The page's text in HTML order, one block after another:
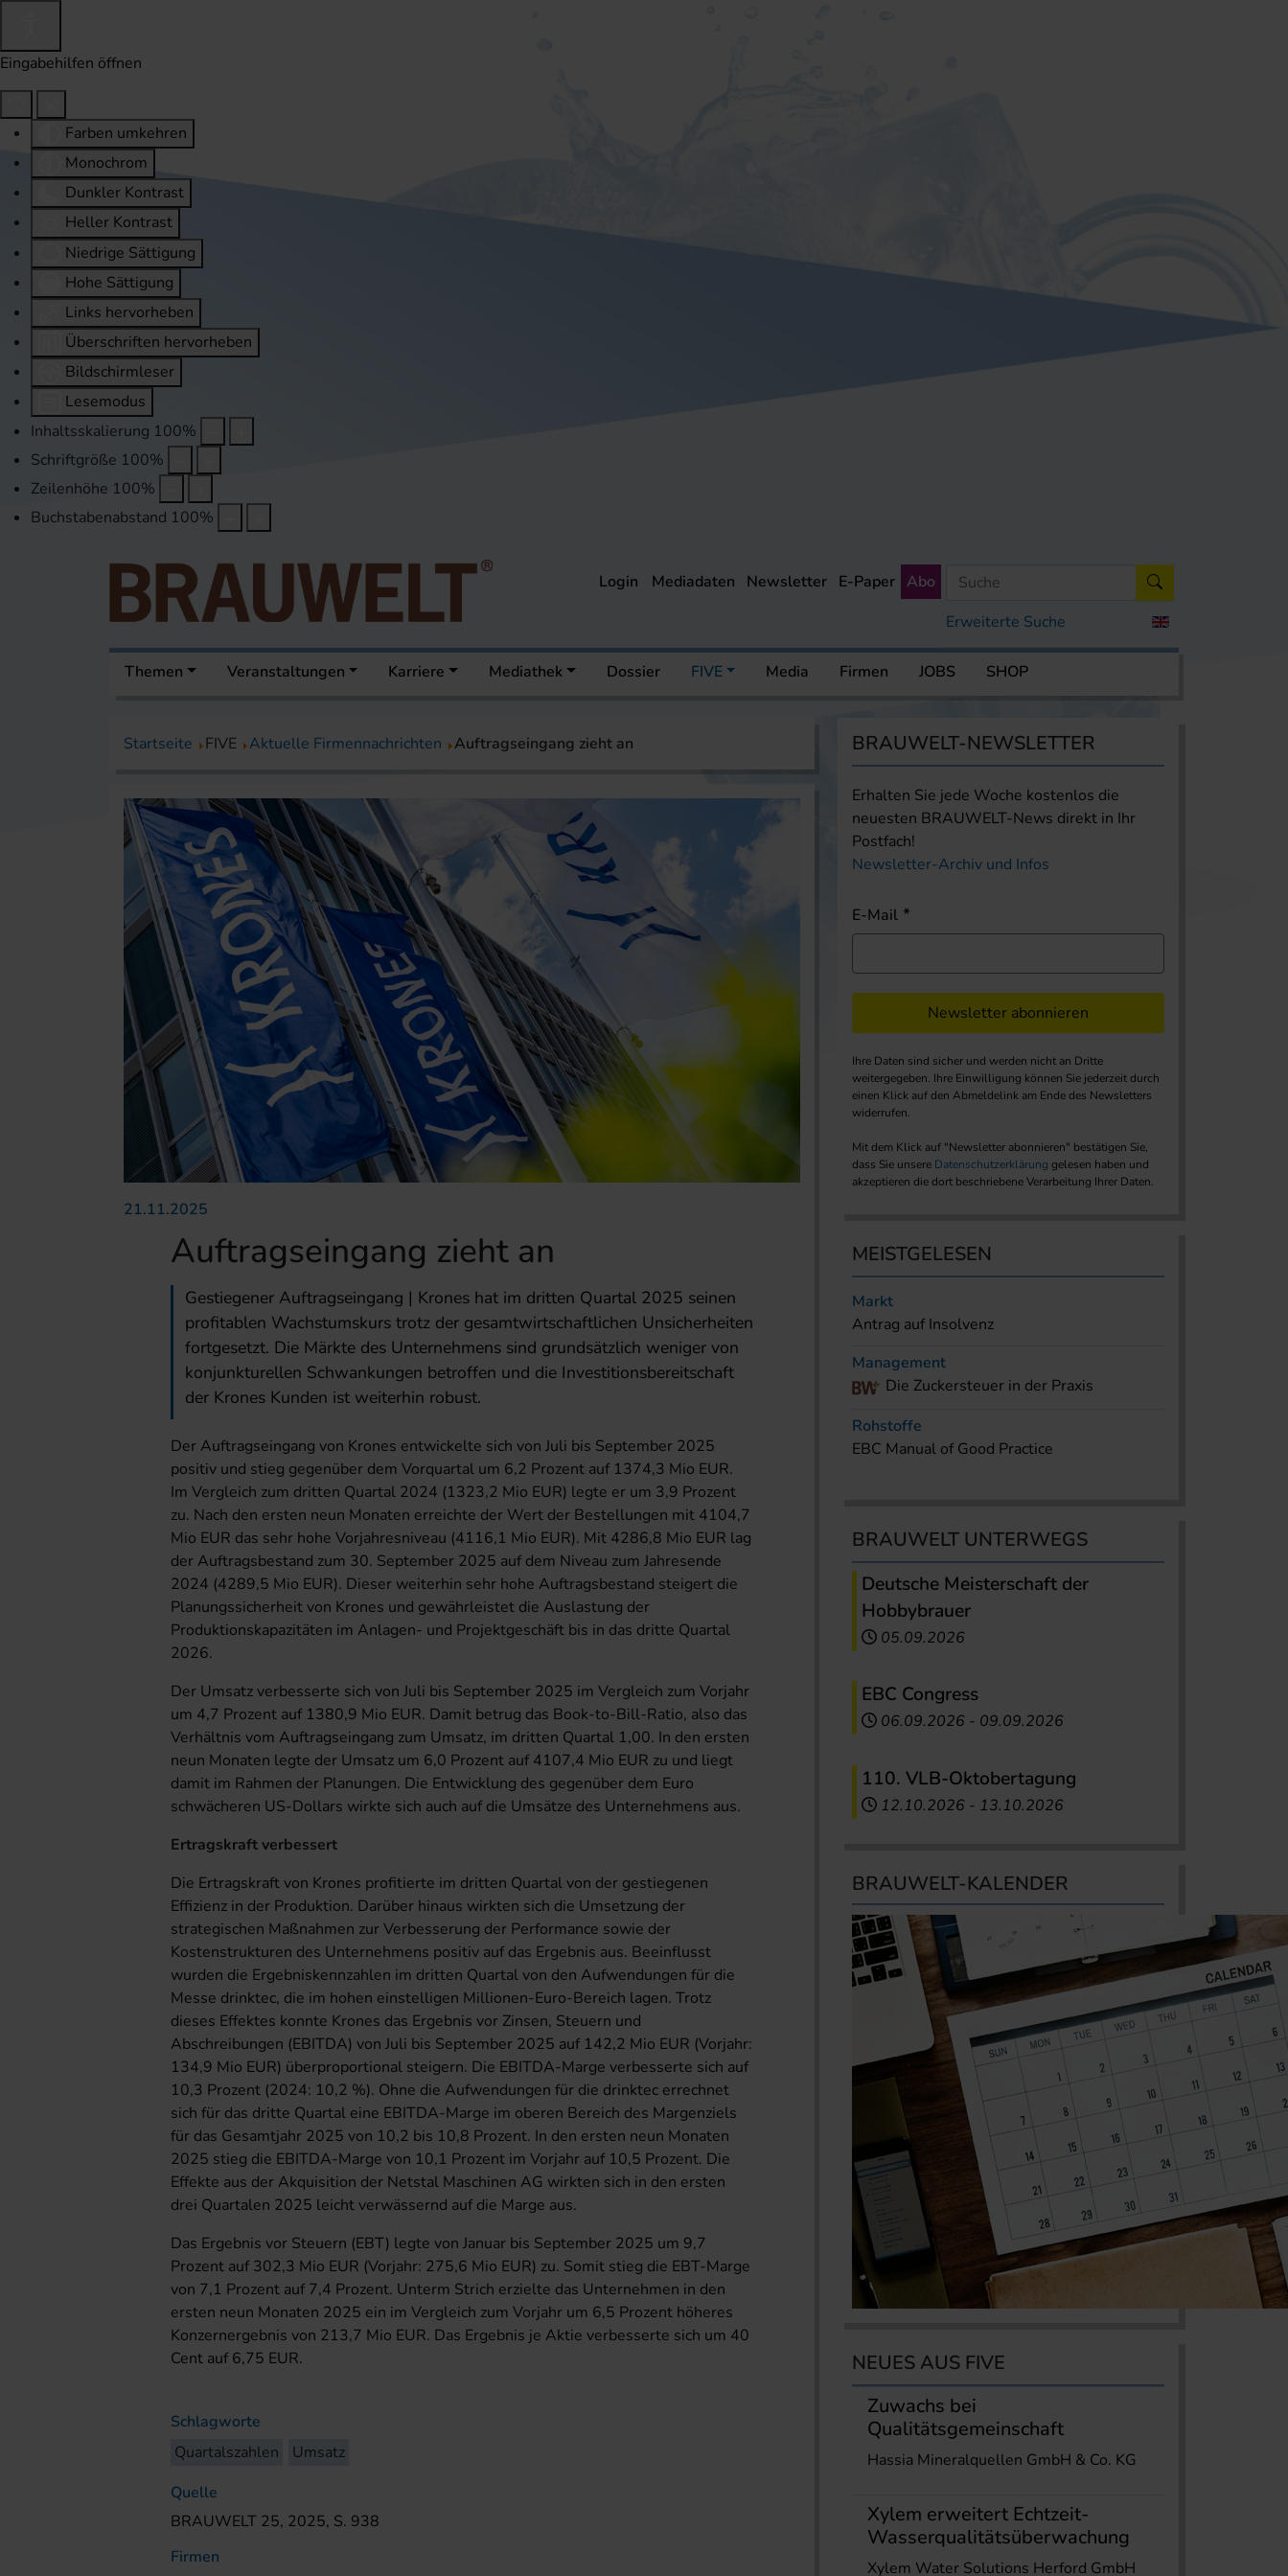
Eingabehilfen öffnen
Farben umkehren
Monochrom
Dunkler Kontrast
Heller Kontrast
Niedrige Sättigung
Hohe Sättigung
Links hervorheben
Überschriften hervorheben
Bildschirmleser
Lesemodus
Inhaltsskalierung 100%
Schriftgröße 100%
Zeilenhöhe 100%
Buchstabenabstand 100%
Erweiterte Suche
Login Mediadaten Newsletter E-Paper Abo
Themen Veranstaltungen Karriere Mediathek Dossier FIVE Media Firmen JOBS SHOP
Startseite FIVE Aktuelle Firmennachrichten Auftragseingang zieht an
21.11.2025
Auftragseingang zieht an
Gestiegener Auftragseingang | Krones hat im dritten Quartal 2025 seinen
profitablen Wachstumskurs trotz der gesamtwirtschaftlichen Unsicherheiten
fortgesetzt. Die Märkte des Unternehmens sind grundsätzlich weniger von
konjunkturellen Schwankungen betroffen und die Investitionsbereitschaft
der Krones Kunden ist weiterhin robust.
Der Auftragseingang von Krones entwickelte sich von Juli bis September 2025
positiv und stieg gegenüber dem Vorquartal um 6,2 Prozent auf 1374,3 Mio EUR.
Im Vergleich zum dritten Quartal 2024 (1323,2 Mio EUR) legte er um 3,9 Prozent
zu. Nach den ersten neun Monaten erreichte der Wert der Bestellungen mit 4104,7
Mio EUR das sehr hohe Vorjahresniveau (4116,1 Mio EUR). Mit 4286,8 Mio EUR lag
der Auftragsbestand zum 30. September 2025 auf dem Niveau zum Jahresende
2024 (4289,5 Mio EUR). Dieser weiterhin sehr hohe Auftragsbestand steigert die
Planungssicherheit von Krones und gewährleistet die Auslastung der
Produktionskapazitäten im Anlagen- und Projektgeschäft bis in das dritte Quartal
2026.
Der Umsatz verbesserte sich von Juli bis September 2025 im Vergleich zum Vorjahr
um 4,7 Prozent auf 1380,9 Mio EUR. Damit betrug das Book-to-Bill-Ratio, also das
Verhältnis vom Auftragseingang zum Umsatz, im dritten Quartal 1,00. In den ersten
neun Monaten legte der Umsatz um 6,0 Prozent auf 4107,4 Mio EUR zu und liegt
damit im Rahmen der Planungen. Die Entwicklung des gegenüber dem Euro
schwächeren US-Dollars wirkte sich auch auf die Umsätze des Unternehmens aus.
Ertragskraft verbessert
Die Ertragskraft von Krones profitierte im dritten Quartal von der gestiegenen
Effizienz in der Produktion. Darüber hinaus wirkten sich die Umsetzung der
strategischen Maßnahmen zur Verbesserung der Performance sowie der
Kostenstrukturen des Unternehmens positiv auf das Ergebnis aus. Beeinflusst
wurden die Ergebniskennzahlen im dritten Quartal von den Aufwendungen für die
Messe drinktec, die im hohen einstelligen Millionen-Euro-Bereich lagen. Trotz
dieses Effektes konnte Krones das Ergebnis vor Zinsen, Steuern und
Abschreibungen (EBITDA) von Juli bis September 2025 auf 142,2 Mio EUR (Vorjahr:
134,9 Mio EUR) überproportional steigern. Die EBITDA-Marge verbesserte sich auf
10,3 Prozent (2024: 10,2 %). Ohne die Aufwendungen für die drinktec errechnet
sich für das dritte Quartal eine EBITDA-Marge im oberen Bereich des Margenziels
für das Gesamtjahr 2025 von 10,2 bis 10,8 Prozent. In den ersten neun Monaten
2025 stieg die EBITDA-Marge von 10,1 Prozent im Vorjahr auf 10,5 Prozent. Die
Effekte aus der Akquisition der Netstal Maschinen AG wirkten sich in den ersten
drei Quartalen 2025 leicht verwässernd auf die Marge aus.
Das Ergebnis vor Steuern (EBT) legte von Januar bis September 2025 um 9,7
Prozent auf 302,3 Mio EUR (Vorjahr: 275,6 Mio EUR) zu. Somit stieg die EBT-Marge
von 7,1 Prozent auf 7,4 Prozent. Unterm Strich erzielte das Unternehmen in den
ersten neun Monaten 2025 ein im Vergleich zum Vorjahr um 6,5 Prozent höheres
Konzernergebnis von 213,7 Mio EUR. Das Ergebnis je Aktie verbesserte sich um 40
Cent auf 6,75 EUR.
Schlagworte
Quartalszahlen
Umsatz
Quelle
BRAUWELT 25, 2025, S. 938
Firmen
BRAUWELT-NEWSLETTER
Erhalten Sie jede Woche kostenlos die
neuesten BRAUWELT-News direkt in Ihr
Postfach!
Newsletter-Archiv und Infos
E-Mail
Newsletter abonnieren
Ihre Daten sind sicher und werden nicht an Dritte
weitergegeben. Ihre Einwilligung können Sie jederzeit durch
einen Klick auf den Abmeldelink am Ende des Newsletters
widerrufen.
Mit dem Klick auf "Newsletter abonnieren" bestätigen Sie,
dass Sie unsere Datenschutzerklärung gelesen haben und
akzeptieren die dort beschriebene Verarbeitung Ihrer Daten.
MEISTGELESEN
Markt
Antrag auf Insolvenz
Management
Die Zuckersteuer in der Praxis
Rohstoffe
EBC Manual of Good Practice
BRAUWELT UNTERWEGS
Deutsche Meisterschaft der
Hobbybrauer
05.09.2026
EBC Congress
06.09.2026 - 09.09.2026
110. VLB-Oktobertagung
12.10.2026 - 13.10.2026
BRAUWELT-KALENDER
NEUES AUS FIVE
Zuwachs bei
Qualitätsgemeinschaft
Hassia Mineralquellen GmbH & Co. KG
Xylem erweitert Echtzeit-
Wasserqualitätsüberwachung
Xylem Water Solutions Herford GmbH